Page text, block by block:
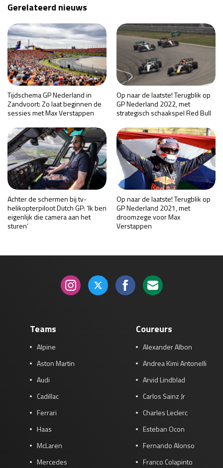
Gerelateerd nieuws
Tijdschema GP Nederland in
Zandvoort: Zo laat beginnen de
sessies met Max Verstappen
Op naar de laatste! Terugblik op
GP Nederland 2022, met
strategisch schaakspel Red Bull
Achter de schermen bij tv-
helikopterpiloot Dutch GP: ‘Ik ben
eigenlijk die camera aan het
sturen’
Op naar de laatste! Terugblik op
GP Nederland 2021, met
droomzege voor Max
Verstappen
Teams
Alpine
Aston Martin
Audi
Cadillac
Ferrari
Haas
McLaren
Mercedes
Coureurs
Alexander Albon
Andrea Kimi Antonelli
Arvid Lindblad
Carlos Sainz Jr
Charles Leclerc
Esteban Ocon
Fernando Alonso
Franco Colapinto